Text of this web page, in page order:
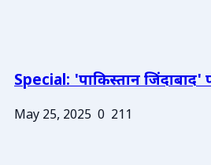
Special: 'पाकिस्तान जिंदाबाद'
May 25, 2025 0 211